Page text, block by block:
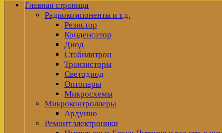
Главная страница
Радиокомпоненты и т.д.
Резистор
Конденсатор
Диод
Стабилитрон
Транзисторы
Светодиод
Оптопары
Микросхемы
Микроконтроллеры
Ардуино
Ремонт электроники